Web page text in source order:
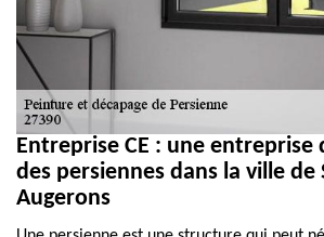
Entreprise CE : une entreprise
des persiennes dans la ville de
Augerons